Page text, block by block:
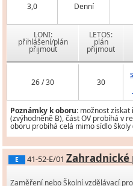
3,0 Denní
LONI:
přihlášení/plán
přijmout
LETOS:
plán
přijmout
26 / 30 30
Poznámky k oboru: možnost získat
(zvýhodněně B), část OV probíhá v
oboru probíhá celá mimo sídlo školy
E 41-52-E/01 Zahradnické
Zaměření nebo Školní vzdělávací